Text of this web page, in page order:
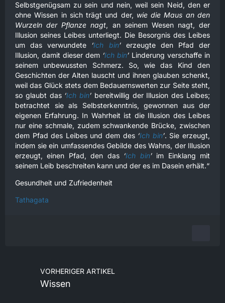
Selbstgenügsam zu sein und nein, weil sein Neid, den er
ohne Wissen in sich trägt und der, wie die Maus an den
Wurzeln der Pflanze nagt, an seinem Wesen nagt, der
Illusion seines Leibes unterliegt. Die Besorgnis des Leibes
um das verwundete ‘Ich bin’erzeugte den Pfad der
Illusion, damit dieser dem ‘Ich bin’ Linderung verschaffe in
seinem unbewussten Schmerz. So, wie das Kind den
Geschichten der Alten lauscht und ihnen glauben schenkt,
weil das Glück stets dem Bedauernswerten zur Seite steht,
so glaubt das ‘Ich bin’ bereitwillig der Illusion des Leibes;
betrachtet sie als Selbsterkenntnis, gewonnen aus der
eigenen Erfahrung. In Wahrheit ist die Illusion des Leibes
nur eine schmale, zudem schwankende Brücke, zwischen
dem Pfad des Leibes und dem des ‘Ich bin’. Sie erzeugt,
indem sie ein umfassendes Gebilde des Wahns, der Illusion
erzeugt, einen Pfad, den das ‘Ich bin’im Einklang mit
seinem Leib beschreiten kann und der es im Dasein erhält.“
Gesundheit und Zufriedenheit
Tathagata
VORHERIGER ARTIKEL
Wissen